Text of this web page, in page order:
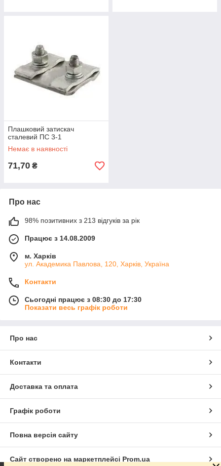
Плашковий затискач
сталевий ПС 3-1
Немає в наявності
71,70 ₴
Про нас
98% позитивних з 213 відгуків за рік
Працює з 14.08.2009
м. Харків
ул. Академика Павлова, 120, Харків, Україна
Контакти
Сьогодні працює з 08:30 до 17:30
Показати весь графік роботи
Про нас
Контакти
Доставка та оплата
Графік роботи
Повна версія сайту
Сайт створено на маркетплейсі Prom.ua